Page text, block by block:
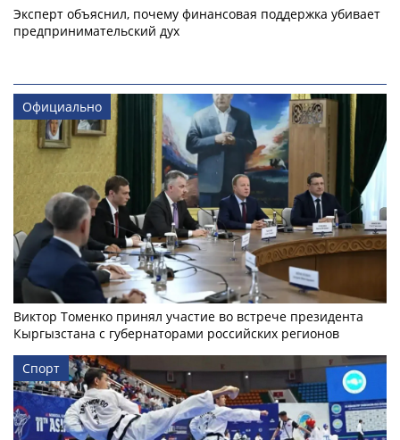
Эксперт объяснил, почему финансовая поддержка убивает
предпринимательский дух
Официально
Виктор Томенко принял участие во встрече президента
Кыргызстана с губернаторами российских регионов
Спорт